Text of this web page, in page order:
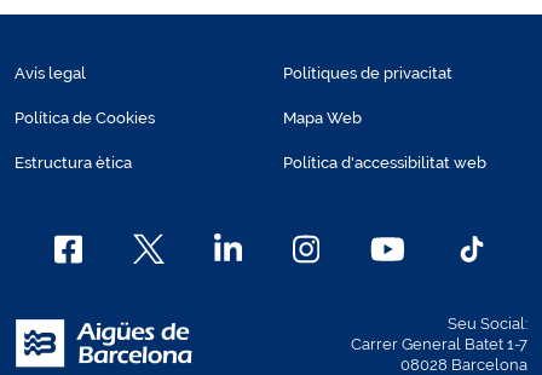
Avís legal
Política de Cookies
Estructura ètica
Polítiques de privacitat
Mapa Web
Política d'accessibilitat web
Seu Social:
Carrer General Batet 1-7
08028 Barcelona